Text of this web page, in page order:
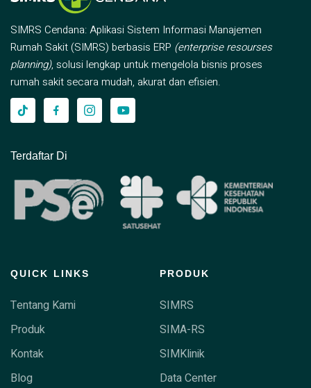
SIMRS Cendana: Aplikasi Sistem Informasi Manajemen
Rumah Sakit (SIMRS) berbasis ERP (enterprise resourses
planning), solusi lengkap untuk mengelola bisnis proses
rumah sakit secara mudah, akurat dan efisien.
Terdaftar Di
QUICK LINKS
Tentang Kami
Produk
Kontak
Blog
PRODUK
SIMRS
SIMA-RS
SIMKlinik
Data Center